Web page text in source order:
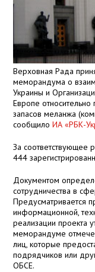
Верховная Рада
меморандума о
Украины и
Европе относительно
запасов меланжа
сообщилоИА «РБК-
За соответствующее
444
Документом
сотрудничества в
Предусматривается
информационной,
реализации проекта
меморандуме
лиц, которые
подрядчиков или
ОБСЕ.